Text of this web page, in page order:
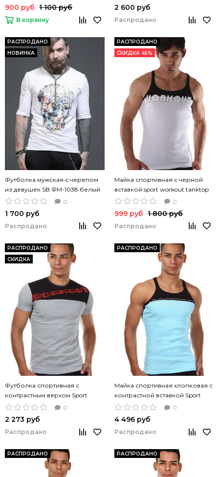
900 руб 1 100 руб
В корзину
2 600 руб
Распродано
РАСПРОДАНО
НОВИНКА
Футболка мужская с черепом
из девушек SB ФМ-1038 белый
цвет
0
1 700 руб
Распродано
РАСПРОДАНО
СКИДКА 45%
Майка спортивная с черной
вставкой sport workout tanktop
white
0
999 руб 1 800 руб
Распродано
РАСПРОДАНО
СКИДКА
Футболка спортивная с
контрастным верхом Sport
Workout T-shirt grey0
2 273 руб
Распродано
РАСПРОДАНО
Майка спортивная хлопковая с
контрастной вставкой Sport
tantop light blue
0
4 496 руб
Распродано
РАСПРОДАНО РАСПРОДАНО